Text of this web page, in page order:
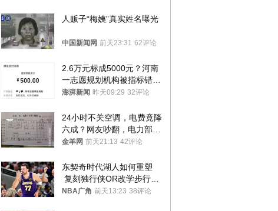
人贩子“梅姨”真实姓名曝光
中国新闻网 前天23:31 62评论
2.6万元标成5000元？河南
一志愿规划机构被指标错学
费致考生复读
澎湃新闻 昨天09:29 32评论
24小时不关空调，电费竟降
六成？网友吵翻，电力部门
回应→
金羊网 前天21:13 42评论
东契奇时代湖人如何重塑
复刻独行侠OR改学步行
者？
NBA广角 前天13:23 38评论